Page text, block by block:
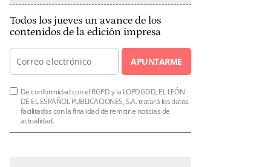
Todos los jueves un avance de los
contenidos de la edición impresa
APUNTARME
De conformidad con el RGPD y la LOPDGDD, EL LEÓN
DE EL ESPAÑOL PUBLICACIONES, S.A. tratará los datos
facilitados con la finalidad de remitirle noticias de
actualidad.